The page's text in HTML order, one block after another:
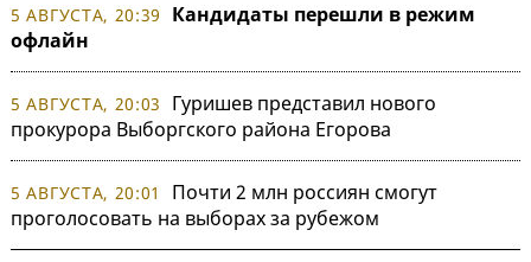
5 АВГУСТА, 20:39
Кандидаты перешли в режим
офлайн
5 АВГУСТА, 20:03
Гуришев представил нового
прокурора Выборгского района Егорова
5 АВГУСТА, 20:01
Почти 2 млн россиян смогут
проголосовать на выборах за рубежом